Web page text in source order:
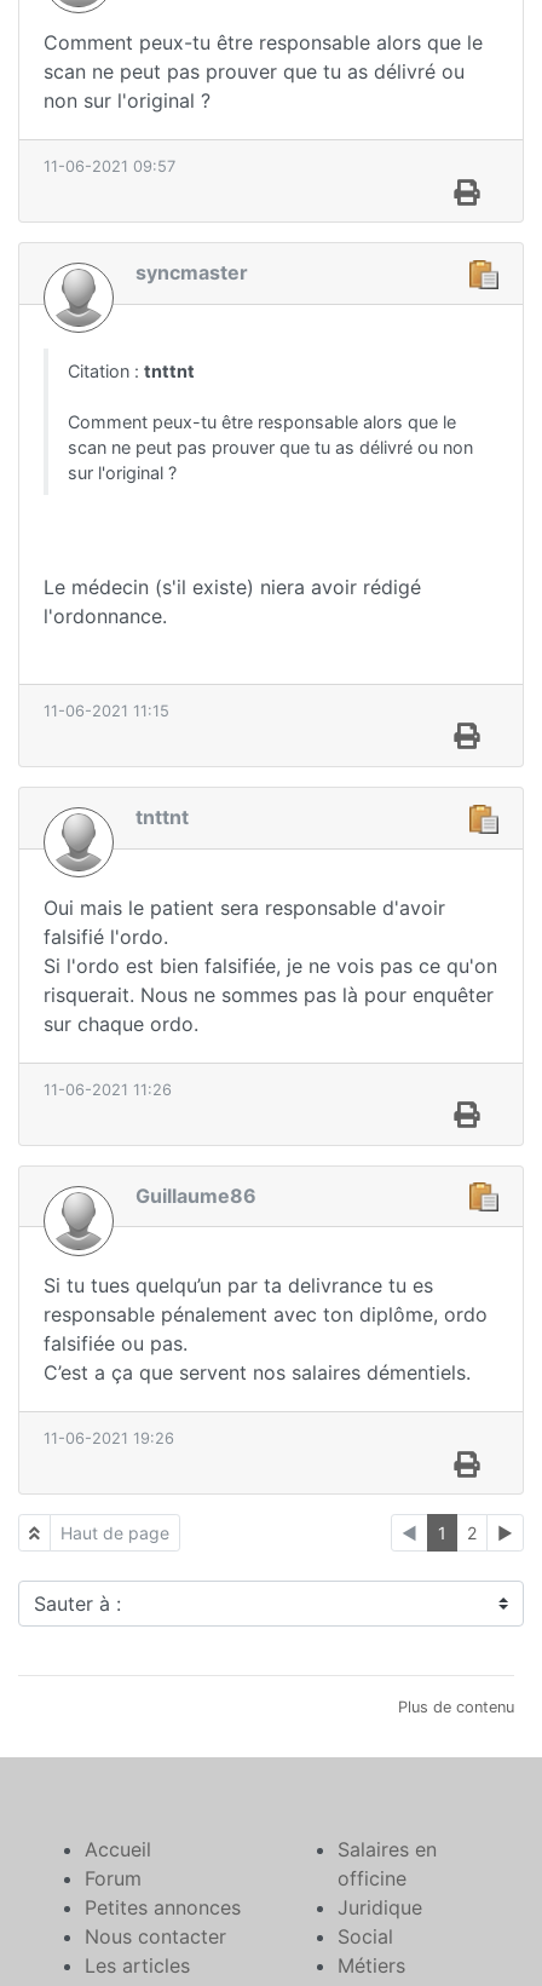
Comment peux-tu être responsable alors que le
scan ne peut pas prouver que tu as délivré ou
non sur l'original ?
11-06-2021 09:57
syncmaster
Citation : tnttnt
Comment peux-tu être responsable alors que le
scan ne peut pas prouver que tu as délivré ou non
sur l'original ?
Le médecin (s'il existe) niera avoir rédigé
l'ordonnance.
11-06-2021 11:15
tnttnt
Oui mais le patient sera responsable d'avoir
falsifié l'ordo.
Si l'ordo est bien falsifiée, je ne vois pas ce qu'on
risquerait. Nous ne sommes pas là pour enquêter
sur chaque ordo.
11-06-2021 11:26
Guillaume86
Si tu tues quelqu’un par ta delivrance tu es
responsable pénalement avec ton diplôme, ordo
falsifiée ou pas.
C’est a ça que servent nos salaires démentiels.
11-06-2021 19:26
Haut de page ◄ 1 2 ►
Sauter à :
Plus de contenu
Accueil
Forum
Petites annonces
Nous contacter
Les articles
Salaires en
officine
Juridique
Social
Métiers